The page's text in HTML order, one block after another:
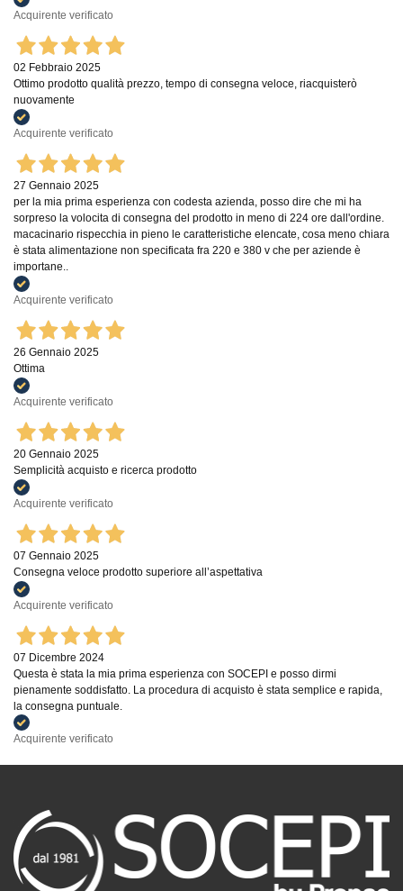
Acquirente verificato
02 Febbraio 2025
Ottimo prodotto qualità prezzo, tempo di consegna veloce, riacquisterò
nuovamente
Acquirente verificato
27 Gennaio 2025
per la mia prima esperienza con codesta azienda, posso dire che mi ha
sorpreso la volocita di consegna del prodotto in meno di 224 ore dall'ordine.
macacinario rispecchia in pieno le caratteristiche elencate, cosa meno chiara
è stata alimentazione non specificata fra 220 e 380 v che per aziende è
importane..
Acquirente verificato
26 Gennaio 2025
Ottima
Acquirente verificato
20 Gennaio 2025
Semplicità acquisto e ricerca prodotto
Acquirente verificato
07 Gennaio 2025
Consegna veloce prodotto superiore all’aspettativa
Acquirente verificato
07 Dicembre 2024
Questa è stata la mia prima esperienza con SOCEPI e posso dirmi
pienamente soddisfatto. La procedura di acquisto è stata semplice e rapida,
la consegna puntuale.
Acquirente verificato